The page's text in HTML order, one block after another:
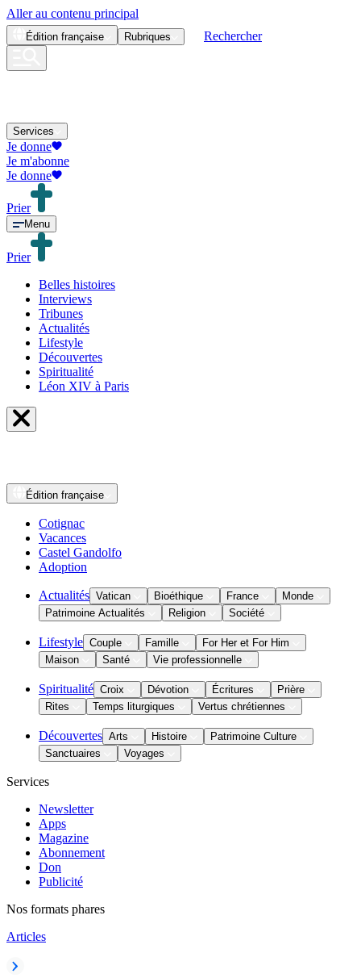
Aller au contenu principal
Édition française Rubriques Rechercher
Services
Je donne
Je m'abonne
Je donne
Prier
Menu
Prier
Belles histoires
Interviews
Tribunes
Actualités
Lifestyle
Découvertes
Spiritualité
Léon XIV à Paris
Édition française
Cotignac
Vacances
Castel Gandolfo
Adoption
Actualités Vatican Bioéthique France
Monde
Patrimoine Actualités
Religion Société
Lifestyle Couple Famille
For Her et For Him
Maison
Santé Vie professionnelle
Spiritualité Croix Dévotion Écritures
Prière
Rites
Temps liturgiques Vertus chrétiennes
Découvertes Arts Histoire
Patrimoine Culture
Sanctuaires
Voyages
Services
Newsletter
Apps
Magazine
Abonnement
Don
Publicité
Nos formats phares
Articles